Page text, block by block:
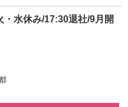
水休み/17:30退社/9月開